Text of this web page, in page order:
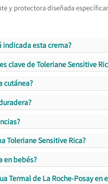
y protectora diseñada
indicada esta crema?
clave de Toleriane Sensitive
cutánea?
Toleriane Sensitive Rica?
en bebés?
Termal de La Roche-Posay en